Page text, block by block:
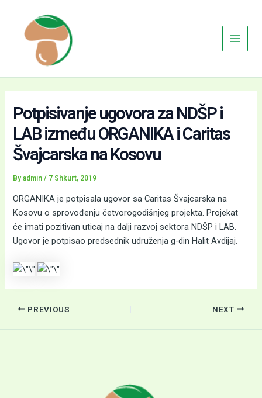
content
Menu
Potpisivanje ugovora za NDŠP i
LAB između ORGANIKA i Caritas
Švajcarska na Kosovu
Byadmin/ 7 Shkurt, 2019
ORGANIKA je potpisala ugovor sa Caritas Švajcarska na
Kosovu o sprovođenju četvorogodišnjeg projekta. Projekat
će imati pozitivan uticaj na dalji razvoj sektora NDŠP i LAB.
Ugovor je potpisao predsednik udruženja g-din Halit Avdijaj.
PREVIOUS NEXT